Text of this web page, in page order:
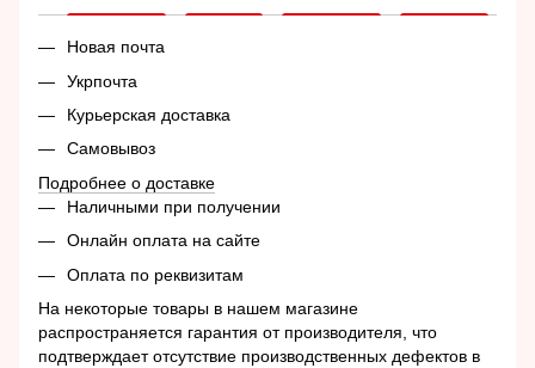
Новая почта
Укрпочта
Курьерская доставка
Самовывоз
Подробнее о доставке
Наличными при получении
Онлайн оплата на сайте
Оплата по реквизитам
На некоторые товары в нашем магазине
распространяется гарантия от производителя, что
подтверждает отсутствие производственных дефектов в